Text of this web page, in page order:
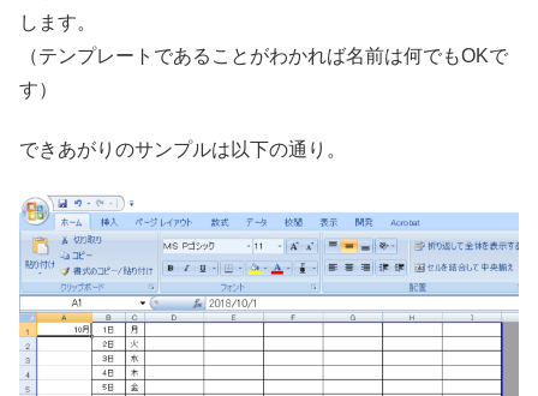
します。
（テンプレートであることがわかれば名前は何でもOKで
す）
できあがりのサンプルは以下の通り。